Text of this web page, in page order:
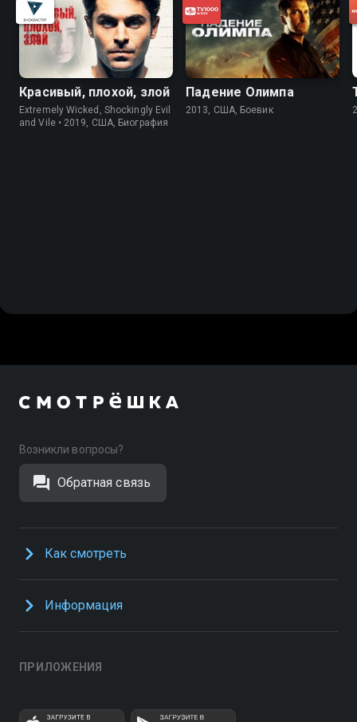
Красивый, плохой, злой
Extremely Wicked, Shockingly Evil
and Vile • 2019, США, Биография
Падение Олимпа
2013, США, Боевик
Возникли вопросы?
Обратная связь
Как смотреть
Информация
ПРИЛОЖЕНИЯ